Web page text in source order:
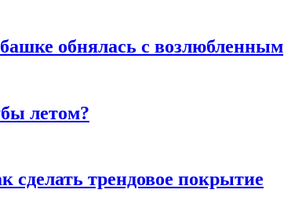
обнялась с возлюбленным
летом?
трендовое покрытие